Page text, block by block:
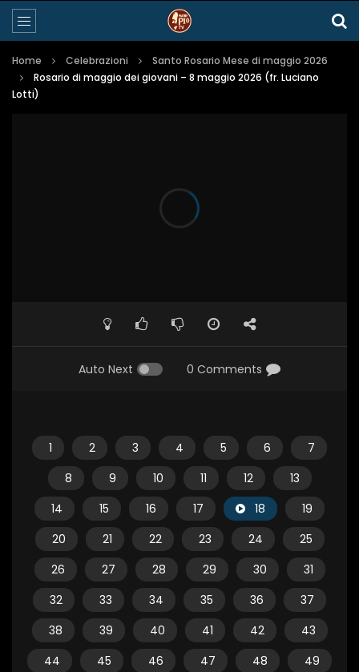
Home Celebrazioni
Santo Rosario Mese di maggio 2026
Rosario di maggio dei giovani – 8 maggio 2026 (fr. Luciano
Lotti)
Auto Next 0 Comments
1 2 3 4 5 6
7
8
9 10 11 12
13
14
15 16 17 18
19
20
21 22 23 24
25
26
27 28 29 30
31
32
33 34 35 36
37
38
39 40 41 42
43
44
45 46 47 48
49